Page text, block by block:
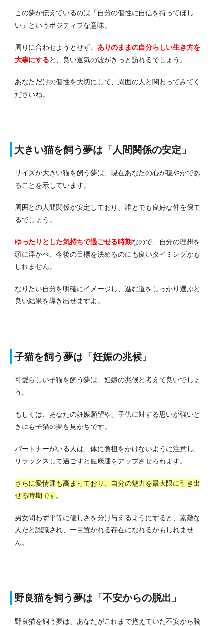
この夢が伝えているのは「自分の個性に自信を持ってほし
い」というポジティブな意味。
周りに合わせようとせず、 ありのままの自分らしい生き方を
大事にすると、良い運気の波がきっと訪れるでしょう。
あなただけの個性を大切にして、周囲の人と関わってみてく
ださいね。
大きい猫を飼う夢は「人間関係の安定」
サイズが大きい猫を飼う夢は、現在あなたの心が穏やかであ
ることを示しています。
周囲との人間関係が安定しており、誰とでも良好な仲を保て
るでしょう。
ゆったりとした気持ちで過ごせる時期なので、自分の理想を
頭に浮かべ、今後の目標を決めるのにも良いタイミングかも
しれません。
なりたい自分を明確にイメージし、進む道をしっかり選ぶと
良い結果を導き出せますよ。
子猫を飼う夢は「妊娠の兆候」
可愛らしい子猫を飼う夢は、妊娠の兆候と考えて良いでしょ
う。
もしくは、あなたの妊娠願望や、子供に対する思いが強いと
きにも子猫の夢を見がちです。
パートナーがいる人は、体に負担をかけないように注意し、
リラックスして過ごすと健康運をアップさせられます。
さらに愛情運も高まっており、自分の魅力を最大限に引き出
せる時期です。
男女問わず平等に優しさを分け与えるようにすると、素敵な
人だと認識され、一目置かれる存在になれるかもしれませ
ん。
野良猫を飼う夢は「不安からの脱出」
野良猫を飼う夢は、あなたがこれまで抱えていた不安から脱